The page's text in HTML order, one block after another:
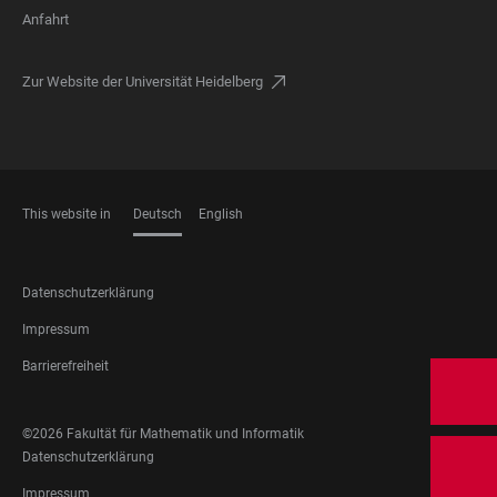
Anfahrt
Zur Website der Universität Heidelberg
This website in Deutsch English
FOOTER
LEGAL
Datenschutzerklärung
Impressum
Barrierefreiheit
SOCIAL
©2026 Fakultät für Mathematik und Informatik
FOOTER
LEGAL
Datenschutzerklärung
Impressum